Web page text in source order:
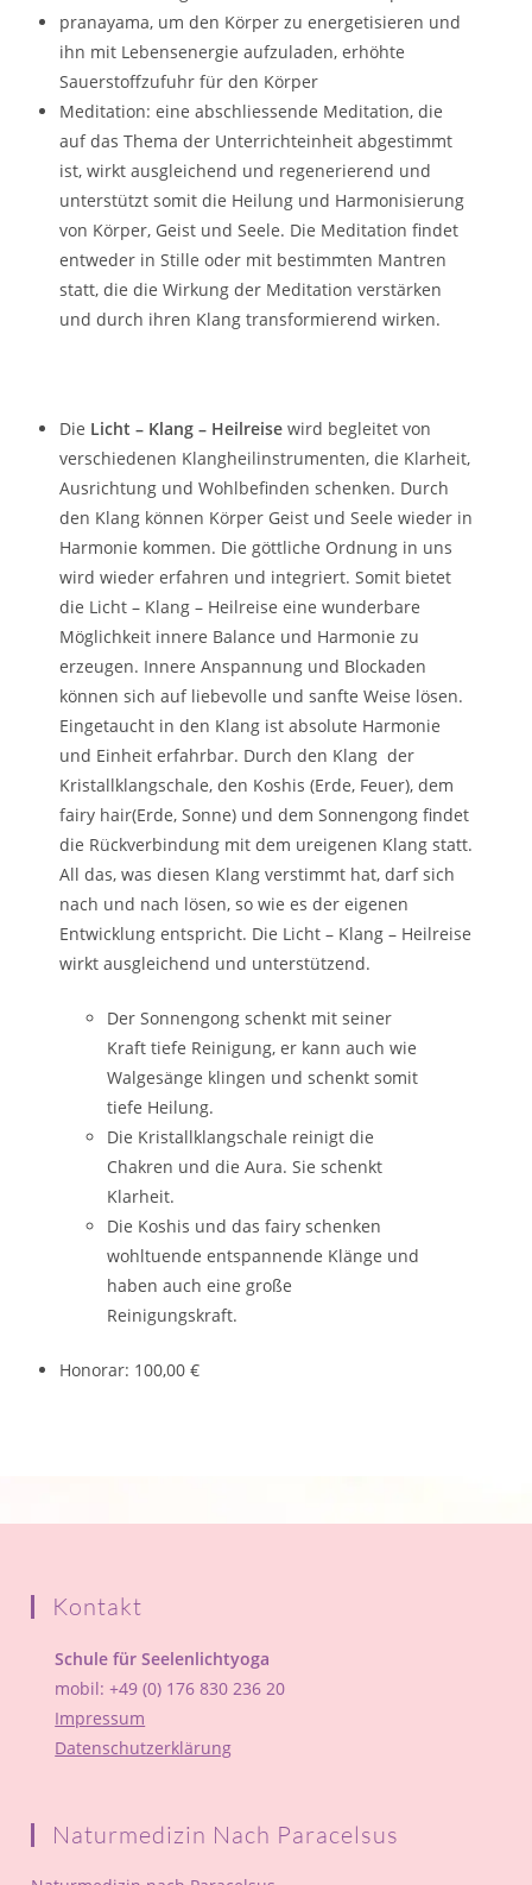
pranayama, um den Körper zu energetisieren und
ihn mit Lebensenergie aufzuladen, erhöhte
Sauerstoffzufuhr für den Körper
Meditation: eine abschliessende Meditation, die
auf das Thema der Unterrichteinheit abgestimmt
ist, wirkt ausgleichend und regenerierend und
unterstützt somit die Heilung und Harmonisierung
von Körper, Geist und Seele. Die Meditation findet
entweder in Stille oder mit bestimmten Mantren
statt, die die Wirkung der Meditation verstärken
und durch ihren Klang transformierend wirken.
Die Licht – Klang – Heilreise wird begleitet von
verschiedenen Klangheilinstrumenten, die Klarheit,
Ausrichtung und Wohlbefinden schenken. Durch
den Klang können Körper Geist und Seele wieder in
Harmonie kommen. Die göttliche Ordnung in uns
wird wieder erfahren und integriert. Somit bietet
die Licht – Klang – Heilreise eine wunderbare
Möglichkeit innere Balance und Harmonie zu
erzeugen. Innere Anspannung und Blockaden
können sich auf liebevolle und sanfte Weise lösen.
Eingetaucht in den Klang ist absolute Harmonie
und Einheit erfahrbar. Durch den Klang der
Kristallklangschale, den Koshis (Erde, Feuer), dem
fairy hair(Erde, Sonne) und dem Sonnengong findet
die Rückverbindung mit dem ureigenen Klang statt.
All das, was diesen Klang verstimmt hat, darf sich
nach und nach lösen, so wie es der eigenen
Entwicklung entspricht. Die Licht – Klang – Heilreise
wirkt ausgleichend und unterstützend.
Der Sonnengong schenkt mit seiner
Kraft tiefe Reinigung, er kann auch wie
Walgesänge klingen und schenkt somit
tiefe Heilung.
Die Kristallklangschale reinigt die
Chakren und die Aura. Sie schenkt
Klarheit.
Die Koshis und das fairy schenken
wohltuende entspannende Klänge und
haben auch eine große
Reinigungskraft.
Honorar: 100,00 €
Kontakt
Schule für Seelenlichtyoga
mobil: +49 (0) 176 830 236 20
Impressum
Datenschutzerklärung
Naturmedizin Nach Paracelsus